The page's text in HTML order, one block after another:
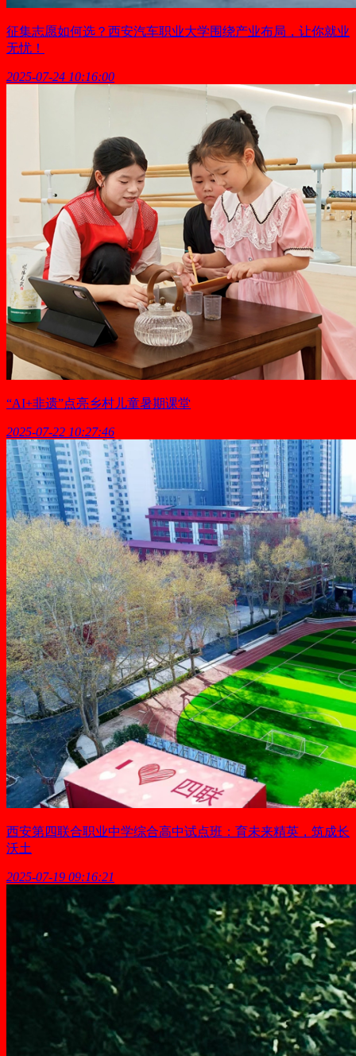
征集志愿如何选？西安汽车职业大学围绕产业布局，让你就业
无忧！
2025-07-24 10:16:00
“AI+非遗”点亮乡村儿童暑期课堂
2025-07-22 10:27:46
西安第四联合职业中学综合高中试点班：育未来精英，筑成长
沃土
2025-07-19 09:16:21